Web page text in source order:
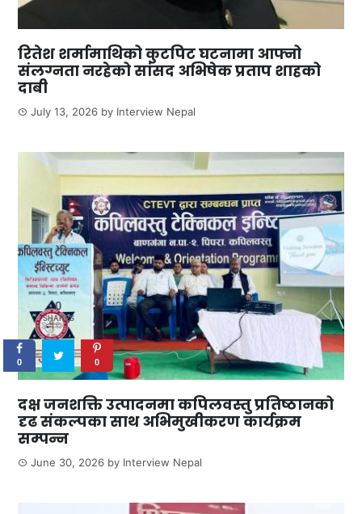
रितेश शर्मामाथिको कुटपिट घटनामा आफ्नो
संलग्नता नरहेको सांसद अभिषेक प्रताप शाहको
दाबी
July 13, 2026 by Interview Nepal
दक्ष जनशक्ति उत्पादनमा कपिलवस्तु प्रतिष्ठानको
दृढ संकल्पका साथ अभिमुखीकरण कार्यक्रम
सम्पन्न
June 30, 2026 by Interview Nepal
0
SHARES
0 0